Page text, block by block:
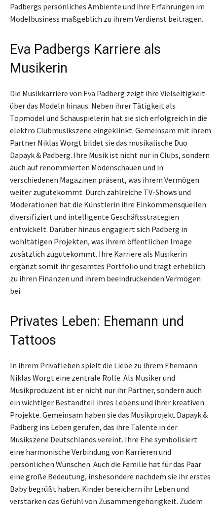
Padbergs persönliches Ambiente und ihre Erfahrungen im
Modelbusiness maßgeblich zu ihrem Verdienst beitragen.
Eva Padbergs Karriere als
Musikerin
Die Musikkarriere von Eva Padberg zeigt ihre Vielseitigkeit
über das Modeln hinaus. Neben ihrer Tätigkeit als
Topmodel und Schauspielerin hat sie sich erfolgreich in die
elektro Clubmusikszene eingeklinkt. Gemeinsam mit ihrem
Partner Niklas Worgt bildet sie das musikalische Duo
Dapayk & Padberg. Ihre Musik ist nicht nur in Clubs, sondern
auch auf renommierten Modenschauen und in
verschiedenen Magazinen präsent, was ihrem Vermögen
weiter zugutekommt. Durch zahlreiche TV-Shows und
Moderationen hat die Künstlerin ihre Einkommensquellen
diversifiziert und intelligente Geschäftsstrategien
entwickelt. Darüber hinaus engagiert sich Padberg in
wohltätigen Projekten, was ihrem öffentlichen Image
zusätzlich zugutekommt. Ihre Karriere als Musikerin
ergänzt somit ihr gesamtes Portfolio und trägt erheblich
zu ihren Finanzen und ihrem beeindruckenden Vermögen
bei.
Privates Leben: Ehemann und
Tattoos
In ihrem Privatleben spielt die Liebe zu ihrem Ehemann
Niklas Worgt eine zentrale Rolle. Als Musiker und
Musikproduzent ist er nicht nur ihr Partner, sondern auch
ein wichtiger Bestandteil ihres Lebens und ihrer kreativen
Projekte. Gemeinsam haben sie das Musikprojekt Dapayk &
Padberg ins Leben gerufen, das ihre Talente in der
Musikszene Deutschlands vereint. Ihre Ehe symbolisiert
eine harmonische Verbindung von Karrieren und
persönlichen Wünschen. Auch die Familie hat für das Paar
eine große Bedeutung, insbesondere nachdem sie ihr erstes
Baby begrüßt haben. Kinder bereichern ihr Leben und
verstärken das Gefühl von Zusammengehörigkeit. Zudem